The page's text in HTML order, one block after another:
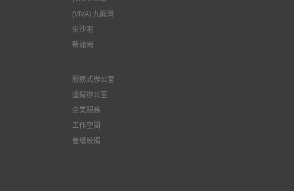
(VIVA) 九龍灣
尖沙咀
新蒲崗
服務式辦公室
虛擬辦公室
企業服務
工作空間
會議設備